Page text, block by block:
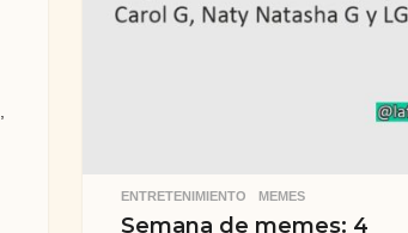
ENTRETENIMIENTO ,MEMES
Semana de memes: 4